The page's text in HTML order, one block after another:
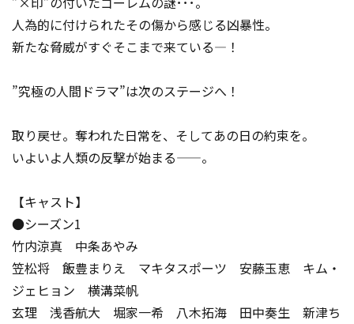
人為的に付けられたその傷から感じる凶暴性。
新たな脅威がすぐそこまで来ている――――！
”究極の人間ドラマ”は次のステージへ！
取り戻せ。奪われた日常を、そしてあの日の約束を。
いよいよ人類の反撃が始まる――。
【キャスト】
●シーズン1
竹内涼真 中条あやみ
笠松将 飯豊まりえ マキタスポーツ 安藤玉恵 キム・
ジェヒョン 横溝菜帆
玄理 浅香航大 堀家一希 八木拓海 田中奏生 新津ち